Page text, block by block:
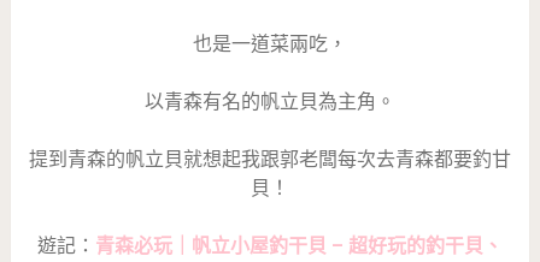
也是一道菜兩吃，
以青森有名的帆立貝為主角。
提到青森的帆立貝就想起我跟郭老闆每次去青森都要釣甘
貝！
遊記： 青森必玩｜帆立小屋釣干貝 – 超好玩的釣干貝、